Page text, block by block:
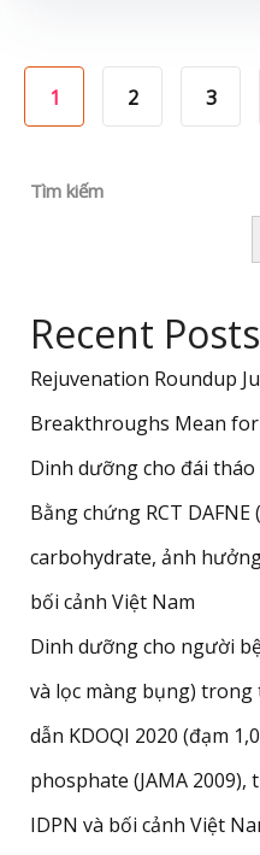
Tìm kiếm
Recent Posts
Rejuvenation Roundup
Breakthroughs Mean
Dinh dưỡng cho đái
Bằng chứng RCT DAFNE
carbohydrate, ảnh
bối cảnh Việt Nam
Dinh dưỡng cho người
và lọc màng bụng)
dẫn KDOQI 2020 (đạm
phosphate (JAMA
IDPN và bối cảnh Việt
1 2 3